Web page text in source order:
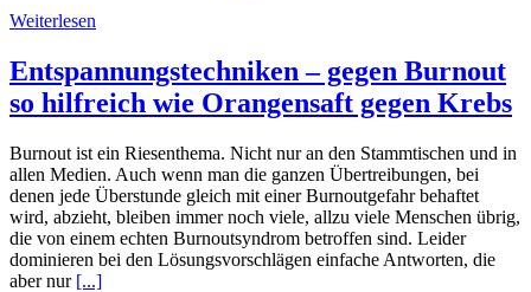
Weiterlesen
Entspannungstechniken – gegen Burnout
so hilfreich wie Orangensaft gegen Krebs
Burnout ist ein Riesenthema. Nicht nur an den Stammtischen und in
allen Medien. Auch wenn man die ganzen Übertreibungen, bei
denen jede Überstunde gleich mit einer Burnoutgefahr behaftet
wird, abzieht, bleiben immer noch viele, allzu viele Menschen übrig,
die von einem echten Burnoutsyndrom betroffen sind. Leider
dominieren bei den Lösungsvorschlägen einfache Antworten, die
aber nur [...]